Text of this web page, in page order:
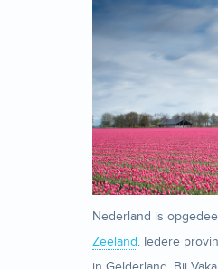
Nederland is
Zeeland. Iedere